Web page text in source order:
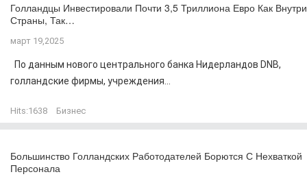
Голландцы Инвестировали Почти 3,5 Триллиона Евро Как Внутри
Страны, Так…
март 19,2025
По данным нового центрального банка Нидерландов DNB,
голландские фирмы, учреждения...
Hits:1638 Бизнес
Большинство Голландских Работодателей Борются С Нехваткой
Персонала